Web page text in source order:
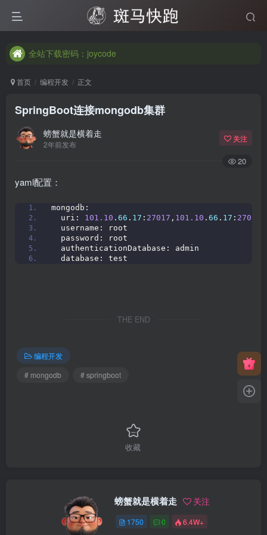
全站下载密码：joycode
全站下载密码：joycode
全站下载密码：joycode
首页 编程开发 正文
SpringBoot连接mongodb集群
螃蟹就是横着走
2年前发布
关注
20
yaml配置：
mongodb:
  uri:
101.10 . 66 . 17 : 27017 , 101.10 . 66 . 17 : 27018
  username: root
  password: root
  authenticationDatabase: admin
  database: test
THE END
编程开发
# mongodb
# springboot
收藏
螃蟹就是横着走 关注
1750 0 6.4W+